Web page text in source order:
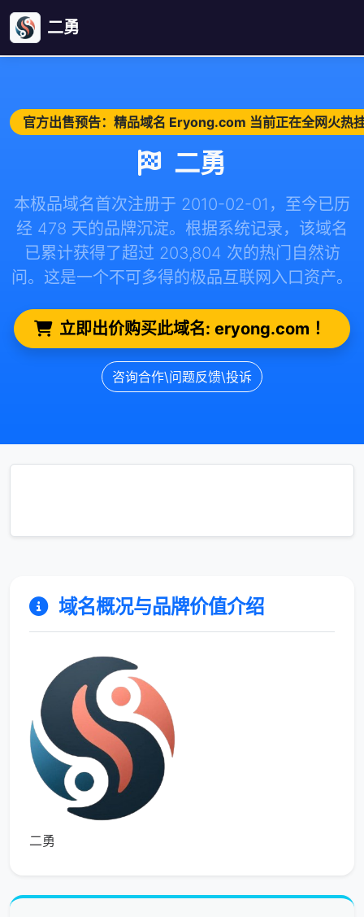
二勇
官方出售预告：精品域名 Eryong.com 当前正在全网火热
二勇
本极品域名首次注册于 2010-02-01，至今已历
经 478 天的品牌沉淀。根据系统记录，该域名
已累计获得了超过 203,804 次的热门自然访
问。这是一个不可多得的极品互联网入口资产。
立即出价购买此域名: eryong.com ！
咨询合作\问题反馈\投诉
域名概况与品牌价值介绍
二勇